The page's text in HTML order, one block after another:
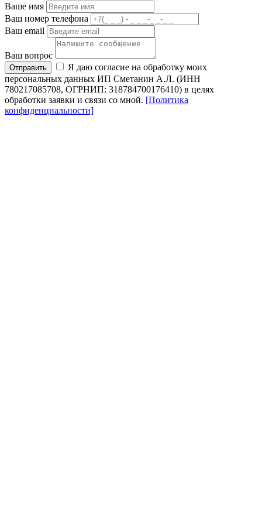
Ваше имя
Ваш номер телефона
Ваш email
Ваш вопрос
Отправить
Я даю согласие на обработку моих
персональных данных ИП Сметанин А.Л. (ИНН
780217085708, ОГРНИП: 318784700176410) в целях
обработки заявки и связи со мной. [Политика
конфиденциальности]